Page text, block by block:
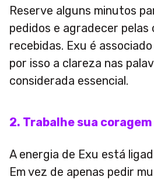
Reserve alguns minutos
pedidos e agradecer
recebidas. Exu é
por isso a clareza nas
considerada essencial.
2. Trabalhe sua coragem
A energia de Exu está
Em vez de apenas pedir